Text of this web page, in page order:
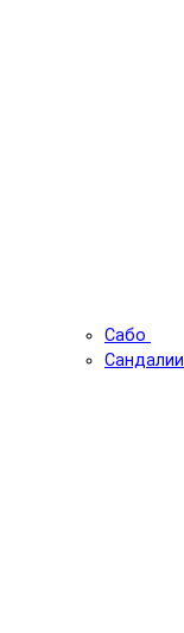
Сабо
Сандалии